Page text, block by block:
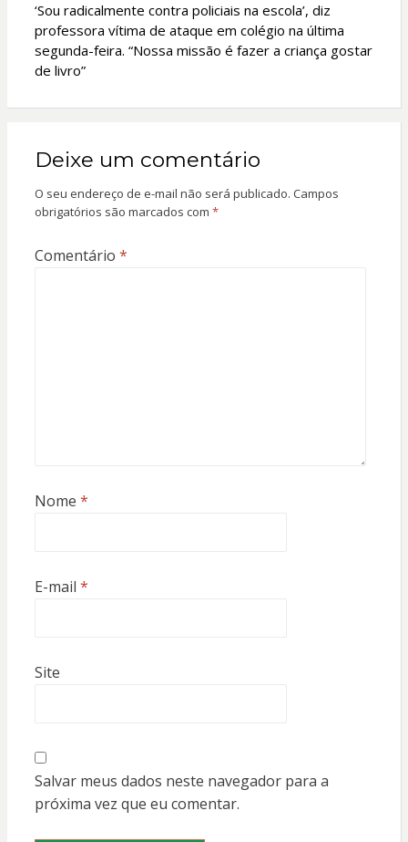
‘Sou radicalmente contra policiais na escola’, diz
professora vítima de ataque em colégio na última
segunda-feira. “Nossa missão é fazer a criança gostar
de livro”
Deixe um comentário
O seu endereço de e-mail não será publicado. Campos
obrigatórios são marcados com *
Comentário *
Nome *
E-mail *
Site
Salvar meus dados neste navegador para a
próxima vez que eu comentar.